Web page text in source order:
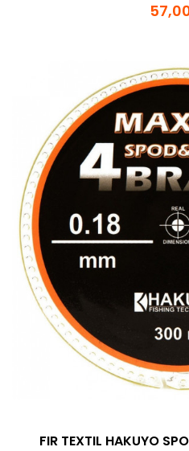
FIR TEXTIL HAKUYO